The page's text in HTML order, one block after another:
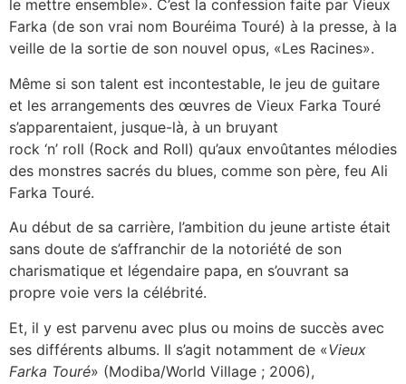
le mettre ensemble». C’est la confession faite par Vieux
Farka (de son vrai nom Bouréima Touré) à la presse, à la
veille de la sortie de son nouvel opus, «Les Racines».
Même si son talent est incontestable, le jeu de guitare
et les arrangements des œuvres de Vieux Farka Touré
s’apparentaient, jusque-là, à un bruyant
rock ‘n’ roll (Rock and Roll) qu’aux envoûtantes mélodies
des monstres sacrés du blues, comme son père, feu Ali
Farka Touré.
Au début de sa carrière, l’ambition du jeune artiste était
sans doute de s’affranchir de la notoriété de son
charismatique et légendaire papa, en s’ouvrant sa
propre voie vers la célébrité.
Et, il y est parvenu avec plus ou moins de succès avec
ses différents albums. Il s’agit notamment de «Vieux
Farka Touré» (Modiba/World Village ; 2006),